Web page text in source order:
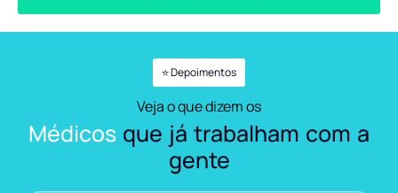
⭐ Depoimentos
Veja o que dizem os
Médicos que já trabalham com a
gente